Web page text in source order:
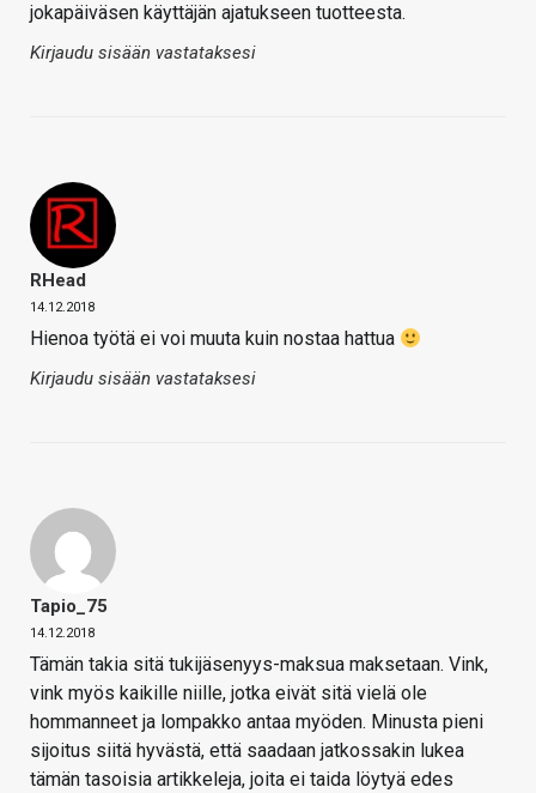
jokapäiväsen käyttäjän ajatukseen tuotteesta.
Kirjaudu sisään vastataksesi
RHead
14.12.2018
Hienoa työtä ei voi muuta kuin nostaa hattua
Kirjaudu sisään vastataksesi
Tapio_75
14.12.2018
Tämän takia sitä tukijäsenyys-maksua maksetaan. Vink,
vink myös kaikille niille, jotka eivät sitä vielä ole
hommanneet ja lompakko antaa myöden. Minusta pieni
sijoitus siitä hyvästä, että saadaan jatkossakin lukea
tämän tasoisia artikkeleja, joita ei taida löytyä edes